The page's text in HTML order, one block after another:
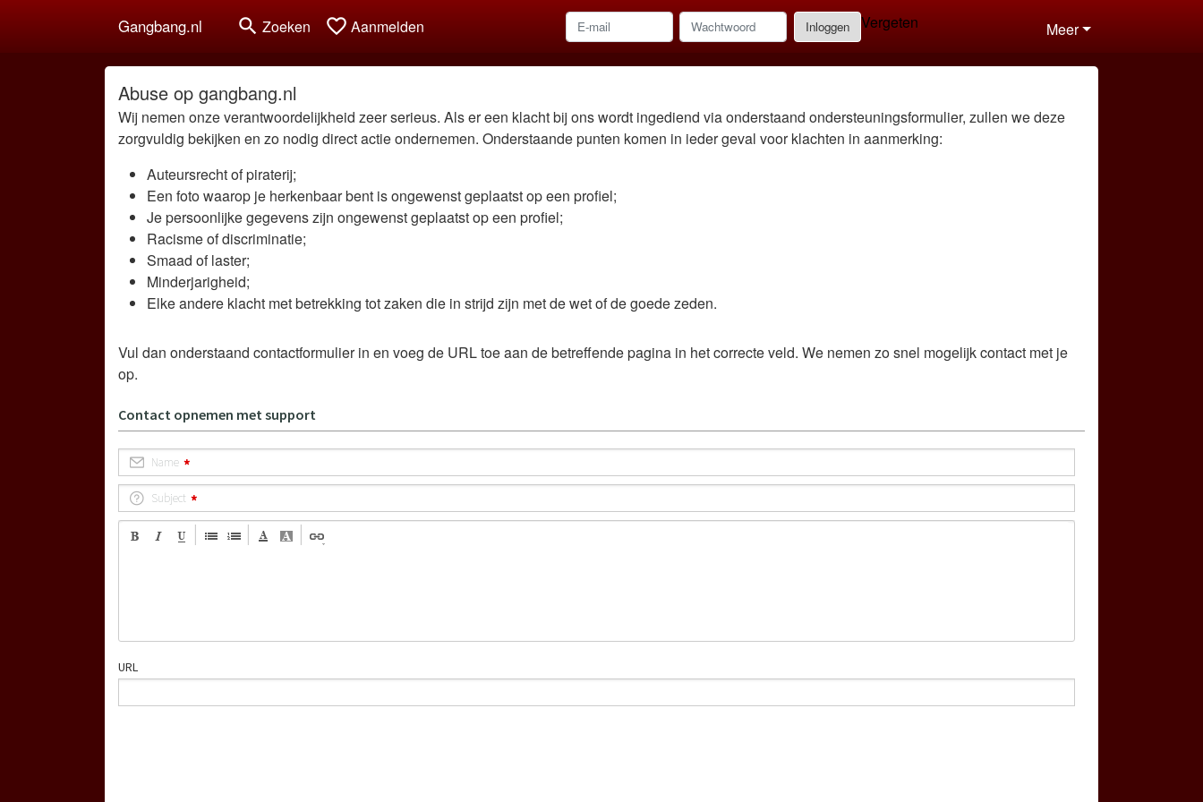
Gangbang.nl search Zoeken favorite_border Aanmelden Inloggen Vergeten Meer
Abuse op gangbang.nl
Wij nemen onze verantwoordelijkheid zeer serieus. Als er een klacht bij ons wordt ingediend via onderstaand ondersteuningsformulier, zullen we deze
zorgvuldig bekijken en zo nodig direct actie ondernemen. Onderstaande punten komen in ieder geval voor klachten in aanmerking:
Auteursrecht of piraterij;
Een foto waarop je herkenbaar bent is ongewenst geplaatst op een profiel;
Je persoonlijke gegevens zijn ongewenst geplaatst op een profiel;
Racisme of discriminatie;
Smaad of laster;
Minderjarigheid;
Elke andere klacht met betrekking tot zaken die in strijd zijn met de wet of de goede zeden.
Vul dan onderstaand contactformulier in en voeg de URL toe aan de betreffende pagina in het correcte veld. We nemen zo snel mogelijk contact met je
op.